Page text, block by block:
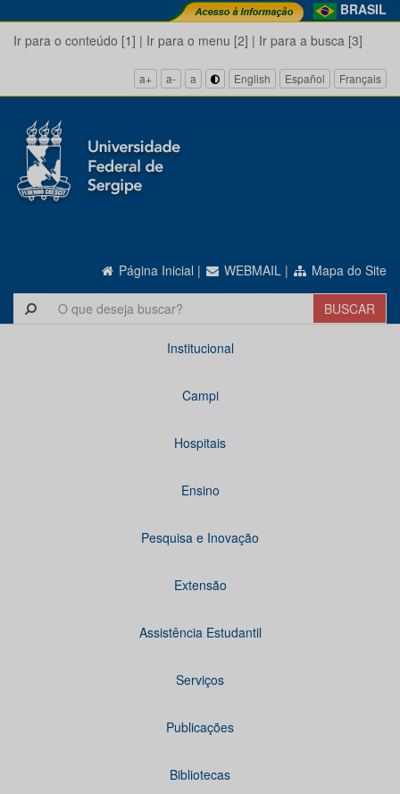
BRASIL
Ir para o conteúdo [1] | Ir para o menu [2] | Ir para a busca [3]
a+ a- a English Español Français
Página Inicial | WEBMAIL | Mapa do Site
Institucional
Campi
Hospitais
Ensino
Pesquisa e Inovação
Extensão
Assistência Estudantil
Serviços
Publicações
Bibliotecas